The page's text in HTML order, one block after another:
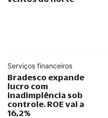
Serviços financeiros
Bradesco expande
lucro com
inadimplência sob
controle. ROE vai a
16,2%